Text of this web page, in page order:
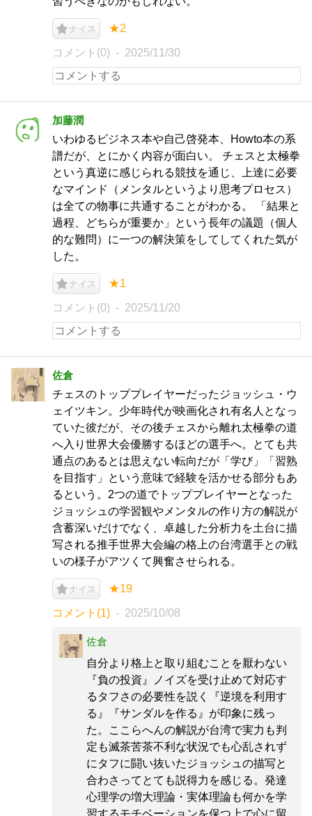
ナイス ★2
コメント(0) 2025/11/30
加藤潤
いわゆるビジネス本や自己啓発本、Howto本の系
譜だが、とにかく内容が面白い。 チェスと太極拳
という真逆に感じられる競技を通じ、上達に必要
なマインド（メンタルというより思考プロセス）
は全ての物事に共通することがわかる。 「結果と
過程、どちらが重要か」という長年の議題（個人
的な難問）に一つの解決策をしてしてくれた気が
した。
ナイス ★1
コメント(0) 2025/11/20
佐倉
チェスのトッププレイヤーだったジョッシュ・ウ
ェイツキン。少年時代が映画化され有名人となっ
ていた彼だが、その後チェスから離れ太極拳の道
へ入り世界大会優勝するほどの選手へ。とても共
通点のあるとは思えない転向だが「学び」「習熟
を目指す」という意味で経験を活かせる部分もあ
るという。2つの道でトッププレイヤーとなった
ジョッシュの学習観やメンタルの作り方の解説が
含蓄深いだけでなく、卓越した分析力を土台に描
写される推手世界大会編の格上の台湾選手との戦
いの様子がアツくて興奮させられる。
ナイス ★19
コメント(1) 2025/10/08
佐倉
自分より格上と取り組むことを厭わない
『負の投資』ノイズを受け止めて対応す
るタフさの必要性を説く『逆境を利用す
る』『サンダルを作る』が印象に残っ
た。ここらへんの解説が台湾で実力も判
定も滅茶苦茶不利な状況でも心乱されず
にタフに闘い抜いたジョッシュの描写と
合わさってとても説得力を感じる。発達
心理学の増大理論・実体理論も何かを学
習するモチベーションを保つ上で心に留